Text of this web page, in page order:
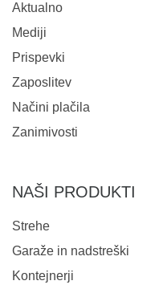
Aktualno
Mediji
Prispevki
Zaposlitev
Načini plačila
Zanimivosti
NAŠI PRODUKTI
Strehe
Garaže in nadstreški
Kontejnerji